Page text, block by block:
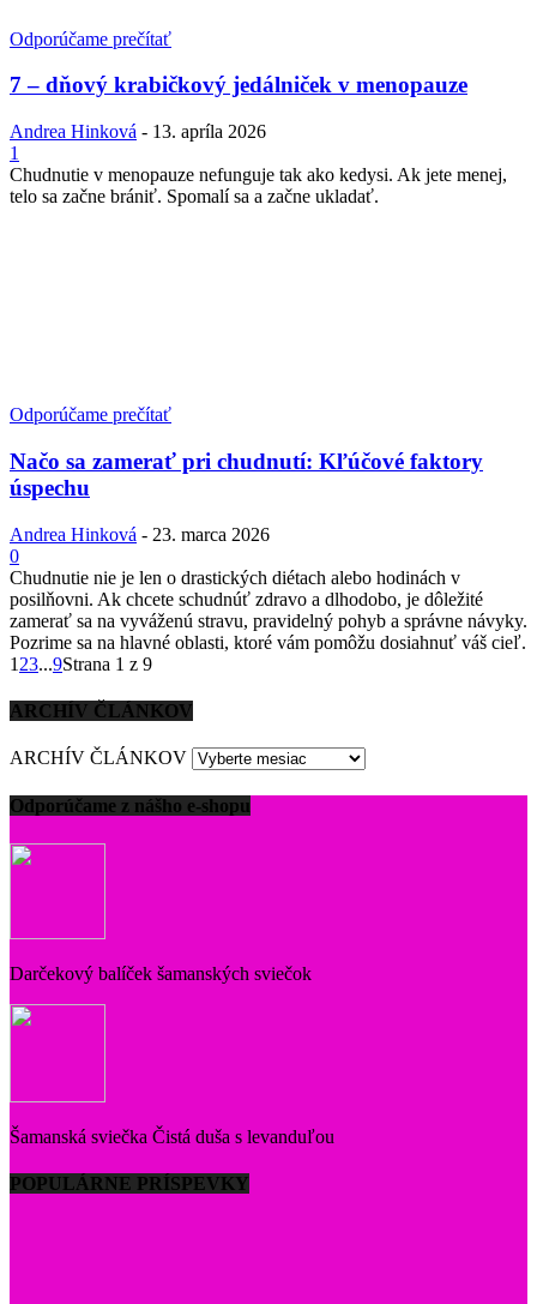
Odporúčame prečítať
7 – dňový krabičkový jedálniček v menopauze
Andrea Hinková - 13. apríla 2026
1
Chudnutie v menopauze nefunguje tak ako kedysi. Ak jete menej,
telo sa začne brániť. Spomalí sa a začne ukladať.
Odporúčame prečítať
Načo sa zamerať pri chudnutí: Kľúčové faktory
úspechu
Andrea Hinková - 23. marca 2026
0
Chudnutie nie je len o drastických diétach alebo hodinách v
posilňovni. Ak chcete schudnúť zdravo a dlhodobo, je dôležité
zamerať sa na vyváženú stravu, pravidelný pohyb a správne návyky.
Pozrime sa na hlavné oblasti, ktoré vám pomôžu dosiahnuť váš cieľ.
1 23...9Strana 1 z 9
ARCHÍV ČLÁNKOV
ARCHÍV ČLÁNKOV
Odporúčame z nášho e-shopu
Darčekový balíček šamanských sviečok
Šamanská sviečka Čistá duša s levanduľou
POPULÁRNE PRÍSPEVKY